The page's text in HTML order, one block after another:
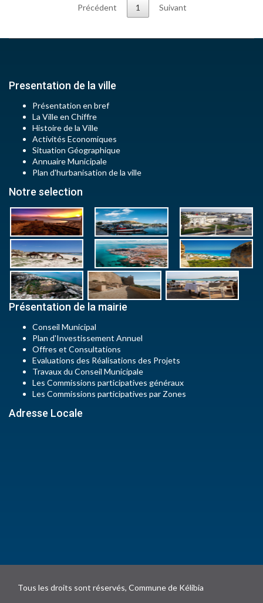
Précédent 1 Suivant
Presentation de la ville
Présentation en bref
La Ville en Chiffre
Histoire de la Ville
Activités Economiques
Situation Géographique
Annuaire Municipale
Plan d'hurbanisation de la ville
Notre selection
Présentation de la mairie
Conseil Municipal
Plan d'Investissement Annuel
Offres et Consultations
Evaluations des Réalisations des Projets
Travaux du Conseil Municipale
Les Commissions participatives généraux
Les Commissions participatives par Zones
Adresse Locale
Tous les droits sont réservés, Commune de Kélibia